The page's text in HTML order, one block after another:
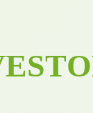
ESTO